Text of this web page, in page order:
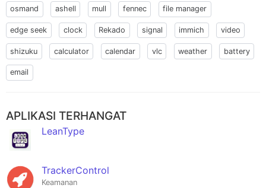
osmand ashell mull fennec file manager
edge seek clock Rekado signal immich video
shizuku calculator calendar vlc weather battery
email
APLIKASI TERHANGAT
LeanType
TrackerControl
Keamanan